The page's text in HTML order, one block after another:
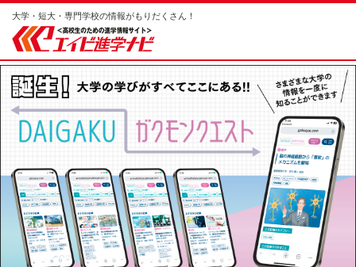
大学・短大・専門学校の情報がもりだくさん！